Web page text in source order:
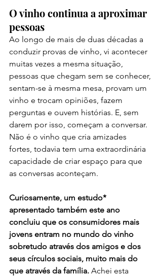
O vinho continua a aproximar
pessoas
Ao longo de mais de duas décadas a
conduzir provas de vinho, vi acontecer
muitas vezes a mesma situação,
pessoas que chegam sem se conhecer,
sentam-se à mesma mesa, provam um
vinho e trocam opiniões, fazem
perguntas e ouvem histórias. E, sem
darem por isso, começam a conversar.
Não é o vinho que cria amizades
fortes, todavia tem uma extraordinária
capacidade de criar espaço para que
as conversas aconteçam.
Curiosamente, um estudo*
apresentado também este ano
concluiu que os consumidores mais
jovens entram no mundo do vinho
sobretudo através dos amigos e dos
seus círculos sociais, muito mais do
que através da família. Achei esta